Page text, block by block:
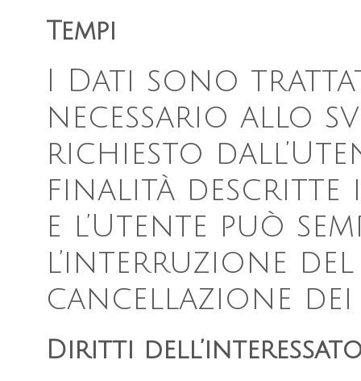
Tempi
I Dati sono
necessario allo
richiesto
finalità descritte
e l’Utente può
l’interruzione
cancellazione dei
Diritti